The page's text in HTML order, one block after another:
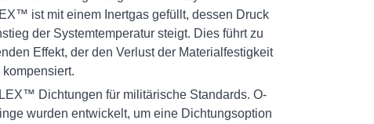
ist mit einem Inertgas gefüllt, dessen Druck
der Systemtemperatur steigt. Dies führt zu
Effekt, der den Verlust der Materialfestigkeit
Dichtungen für militärische Standards. O-
wurden entwickelt, um eine Dichtungsoption